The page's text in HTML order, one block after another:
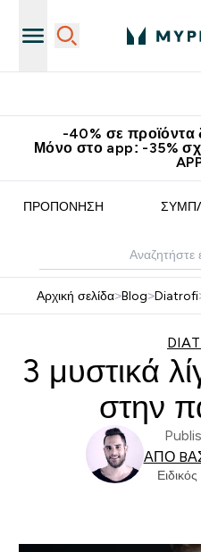
-40% σε προϊόντα
Μόνο στο app: -35%
ΠΡΟΠΌΝΗΣΗ
Αρχική σελίδα>Blog>Diatrofi
3 μυστικά
στην
ΑΠΌ